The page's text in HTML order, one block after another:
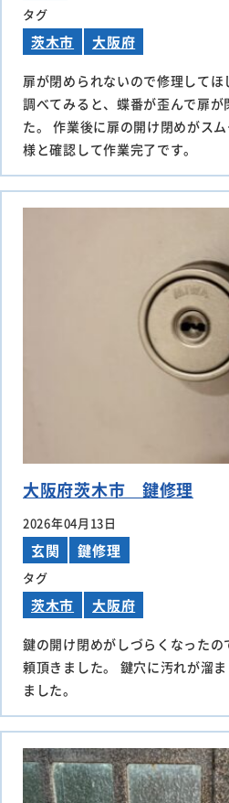
タグ
茨木市 大阪府
扉が閉められないので修理してほ
調べてみると、蝶番が歪んで扉
た。 作業後に扉の開け閉めがス
様と確認して作業完了です。
大阪府茨木市 鍵修理
2026年04月13日
玄関 鍵修理
タグ
茨木市 大阪府
鍵の開け閉めがしづらくなった
頼頂きました。 鍵穴に汚れが溜
ました。